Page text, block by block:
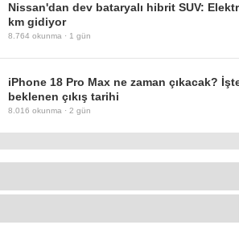
Nissan'dan dev bataryalı hibrit SUV:
km gidiyor
8.764 okunma · 1 gün
iPhone 18 Pro Max ne zaman çıkacak?
beklenen çıkış tarihi
8.016 okunma · 2 gün